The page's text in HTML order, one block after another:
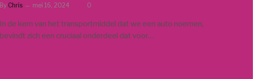
By Chris mei 16, 2024 0
In de kern van het transportmiddel dat we een auto noemen,
bevindt zich een cruciaal onderdeel dat voor…